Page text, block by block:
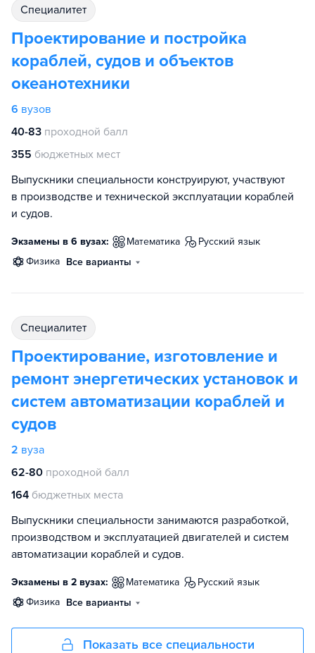
специалитет
Проектирование и постройка
кораблей, судов и объектов
океанотехники
6 вузов
40-83 проходной балл
355 бюджетных мест
Выпускники специальности конструируют, участвуют
в производстве и технической эксплуатации кораблей
и судов.
Экзамены в 6 вузах: математика
русский язык
физика Все варианты
специалитет
Проектирование, изготовление и
ремонт энергетических установок и
систем автоматизации кораблей и
судов
2 вуза
62-80 проходной балл
164 бюджетных места
Выпускники специальности занимаются разработкой,
производством и эксплуатацией двигателей и систем
автоматизации кораблей и судов.
Экзамены в 2 вузах: математика
русский язык
физика Все варианты
Показать все специальности